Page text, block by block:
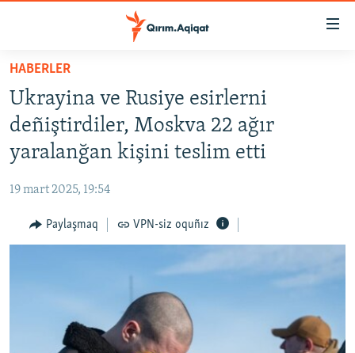
Esas
qaytmaq
Baş
navigatsiyağa
qaytmaq
Qıdıruvğa
HABERLER
SİYASET
İQTİSADİYAT
MEDENİYET
İNSAN AQLARI
HABERLER
Ukrayina ve Rusiye esirlerni
deñiştirdiler, Moskva 22 ağır
yaralanğan kişini teslim etti
19 mart 2025, 19:54
Paylaşmaq VPN-siz oquñız